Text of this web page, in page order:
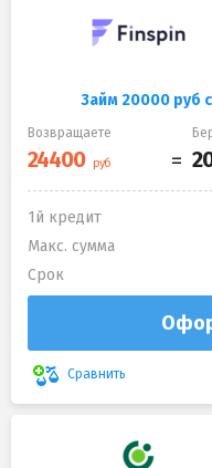
Займ 20000 руб
Возвращаете
1й кредит
Макс. сумма
Срок
Сравнить